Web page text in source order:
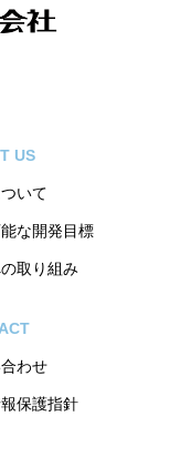
US
いて
な開発目標
取り組み
わせ
保護指針